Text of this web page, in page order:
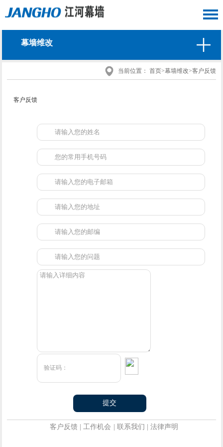
幕墙维改
当前位置： 首页>幕墙维改>客户反馈
客户反馈
客户反馈 工作机会 联系我们 法律声明